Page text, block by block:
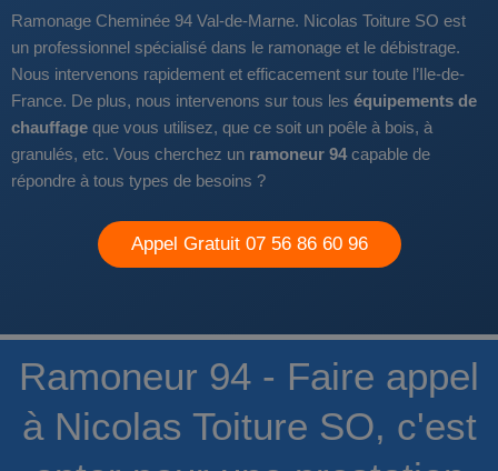
Ramonage Cheminée 94 Val-de-Marne. Nicolas Toiture SO est
un professionnel spécialisé dans le ramonage et le débistrage.
Nous intervenons rapidement et efficacement sur toute l’Ile-de-
France. De plus, nous intervenons sur tous les équipements de
chauffage que vous utilisez, que ce soit un poêle à bois, à
granulés, etc. Vous cherchez un ramoneur 94capable de
répondre à tous types de besoins ?
Appel Gratuit 07 56 86 60 96
Ramoneur 94 - Faire appel
à Nicolas Toiture SO, c'est